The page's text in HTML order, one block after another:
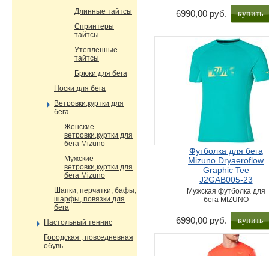
6990,00 руб. купить
Футболка для бега
Mizuno Dryaeroflow
Graphic Tee
J2GAB005-23
Мужская футболка для
бега MIZUNO
6990,00 руб. купить
Длинные тайтсы
Спринтеры
тайтсы
Утепленные
тайтсы
Брюки для бега
Носки для бега
Ветровки,куртки для
бега
Женские
ветровки,куртки для
бега Mizuno
Мужские
ветровки,куртки для
бега Mizuno
Шапки, перчатки, бафы,
шарфы, повязки для
бега
Настольный теннис
Городская , повседневная
обувь